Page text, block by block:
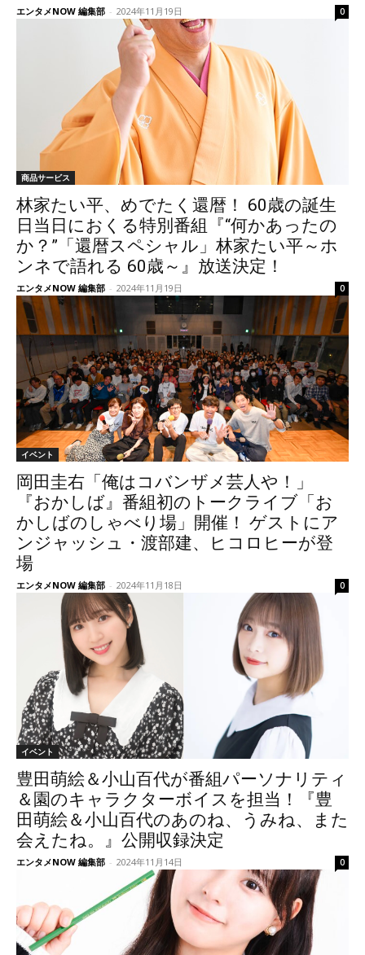
エンタメNOW 編集部 - 2024年11月19日 0
商品サービス
林家たい平、めでたく還暦！ 60歳の誕生
日当日におくる特別番組『“何かあったの
か？”「還暦スペシャル」林家たい平～ホ
ンネで語れる 60歳～』放送決定！
エンタメNOW 編集部 - 2024年11月19日 0
イベント
岡田圭右「俺はコバンザメ芸人や！」
『おかしば』番組初のトークライブ「お
かしばのしゃべり場」開催！ ゲストにア
ンジャッシュ・渡部建、ヒコロヒーが登
場
エンタメNOW 編集部 - 2024年11月18日 0
イベント
豊田萌絵＆小山百代が番組パーソナリティ
＆園のキャラクターボイスを担当！『豊
田萌絵＆小山百代のあのね、うみね、また
会えたね。』公開収録決定
エンタメNOW 編集部 - 2024年11月14日 0